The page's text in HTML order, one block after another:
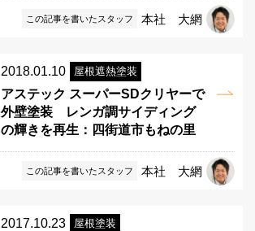
この記事を書いたスタッフ 本社 大網
2018.01.10 屋根遮熱塗装
アステック スーパーSDクリヤーで
外壁塗装 レンガ調サイディング
の輝きを再生：四街道市もねの里
この記事を書いたスタッフ 本社 大網
2017.10.23 屋根塗装